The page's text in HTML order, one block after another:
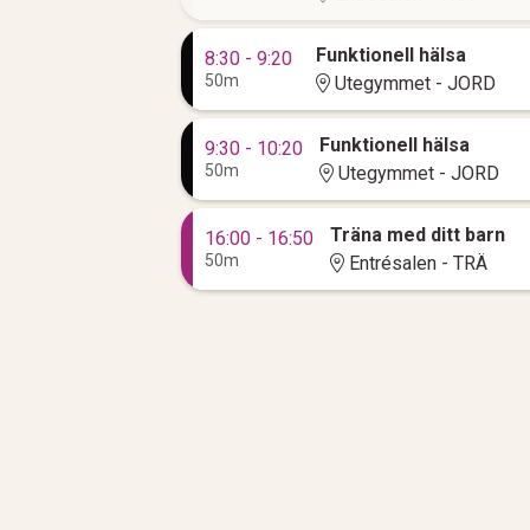
8:30 - 9:20
50m
Funktionell hälsa
Utegymmet - JORD
9:30 - 10:20
50m
Funktionell hälsa
Utegymmet - JORD
16:00 - 16:50
50m
Träna med ditt barn
Entrésalen - TRÄ